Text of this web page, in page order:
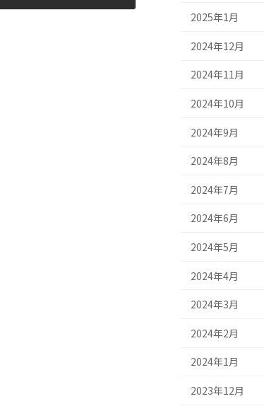
2025年1月
2024年12月
2024年11月
2024年10月
2024年9月
2024年8月
2024年7月
2024年6月
2024年5月
2024年4月
2024年3月
2024年2月
2024年1月
2023年12月